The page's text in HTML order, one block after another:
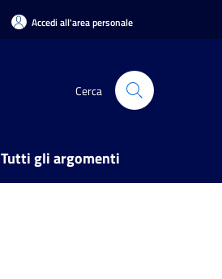
Accedi all'area personale
Cerca
Tutti gli argomenti